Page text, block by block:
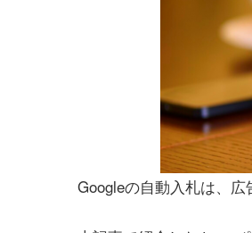
Googleの自動入札は、